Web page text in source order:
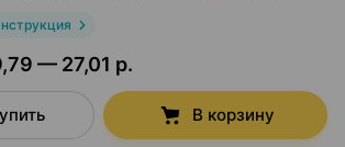
— 27,01 р.
В корзину